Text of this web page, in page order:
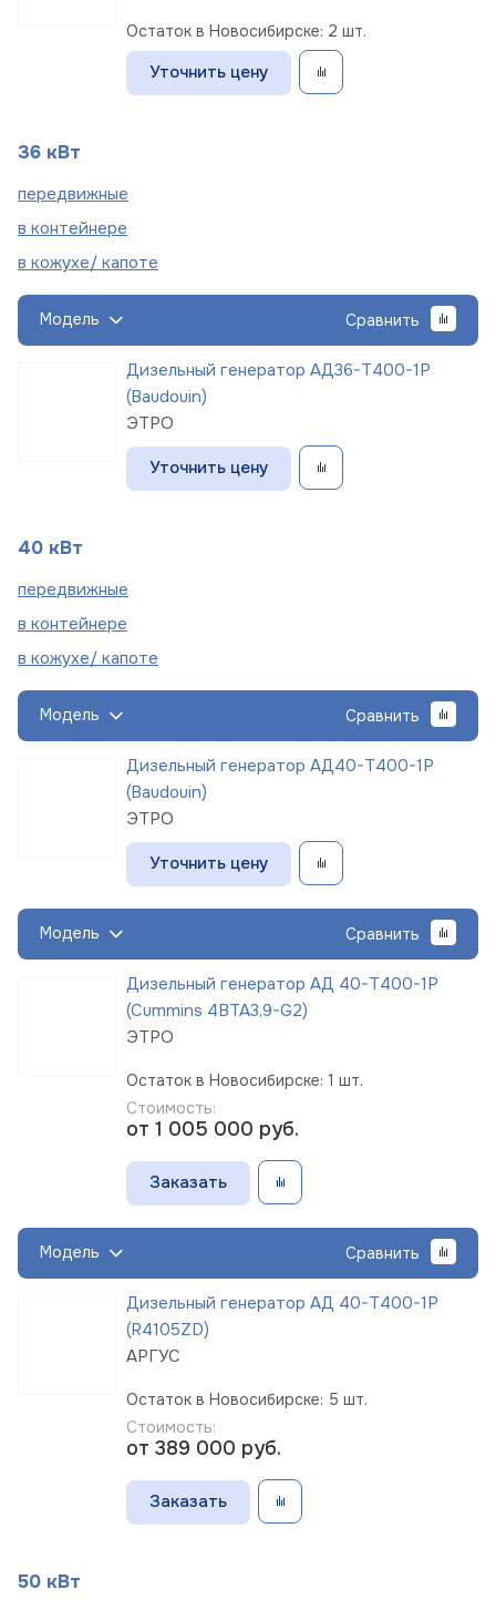
Остаток в Новосибирске: 2 шт.
Уточнить цену
36 кВт
передвижные
в контейнере
в кожухе/ капоте
Модель Сравнить
Дизельный генератор АД36-Т400-1Р
(Baudouin)
ЭТРО
Уточнить цену
40 кВт
передвижные
в контейнере
в кожухе/ капоте
Модель Сравнить
Дизельный генератор АД40-Т400-1Р
(Baudouin)
ЭТРО
Уточнить цену
Модель Сравнить
Дизельный генератор АД 40-Т400-1Р
(Cummins 4BTA3,9-G2)
ЭТРО
Остаток в Новосибирске: 1 шт.
Стоимость:
от 1 005 000 руб.
Заказать
Модель Сравнить
Дизельный генератор АД 40-Т400-1Р
(R4105ZD)
АРГУС
Остаток в Новосибирске: 5 шт.
Стоимость:
от 389 000 руб.
Заказать
50 кВт